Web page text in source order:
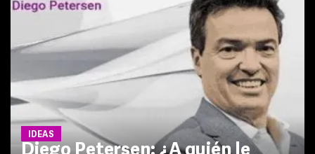
IDEAS